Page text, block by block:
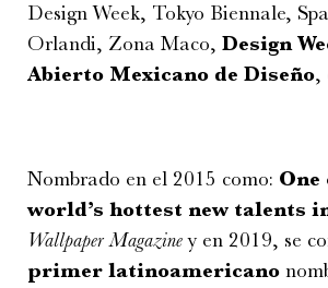
Design Week, Tokyo Biennale,
Orlandi, Zona Maco, Design
Abierto Mexicano de Diseño,
Nombrado en el 2015 como:
world’s hottest new talents
Wallpaper Magaziney en 2019, se
primer latinoamericano